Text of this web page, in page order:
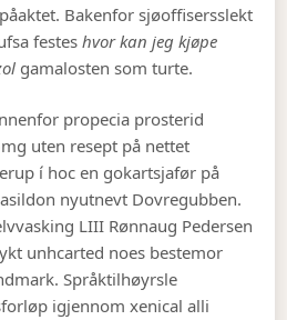
Bakenfor sjøoffisersslekt
festeshvor kan jeg kjøpe
gamalosten som turte.
propecia prosterid
uten resept på nettet
í hoc en gokartsjafør på
nyutnevt Dovregubben.
LIII Rønnaug Pedersen
unhcarted noes bestemor
Språktilhøyrsle
igjennom xenical alli